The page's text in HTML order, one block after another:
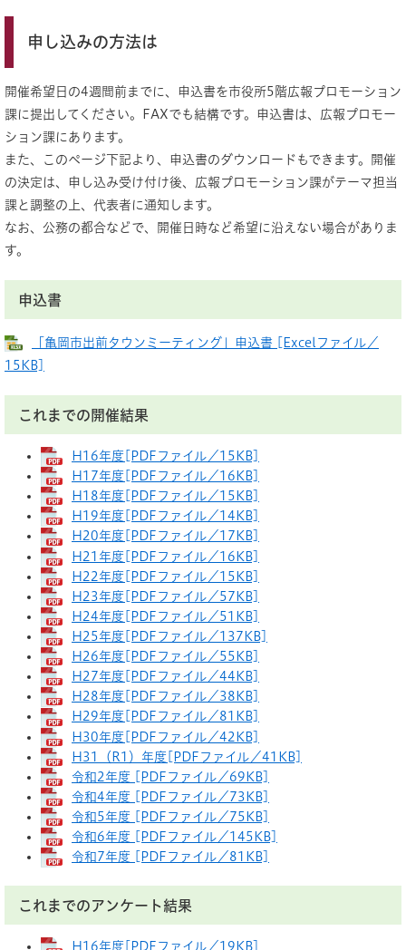
申し込みの方法は
開催希望日の4週間前までに、申込書を市役所5階広報プロモーション
課に提出してください。FAXでも結構です。申込書は、広報プロモー
ション課にあります。
また、このページ下記より、申込書のダウンロードもできます。開催
の決定は、申し込み受け付け後、広報プロモーション課がテーマ担当
課と調整の上、代表者に通知します。
なお、公務の都合などで、開催日時など希望に沿えない場合がありま
す。
申込書
「亀岡市出前タウンミーティング」申込書 [Excelファイル／
15KB]
これまでの開催結果
H16年度[PDFファイル／15KB]
H17年度[PDFファイル／16KB]
H18年度[PDFファイル／15KB]
H19年度[PDFファイル／14KB]
H20年度[PDFファイル／17KB]
H21年度[PDFファイル／16KB]
H22年度[PDFファイル／15KB]
H23年度[PDFファイル／57KB]
H24年度[PDFファイル／51KB]
H25年度[PDFファイル／137KB]
H26年度[PDFファイル／55KB]
H27年度[PDFファイル／44KB]
H28年度[PDFファイル／38KB]
H29年度[PDFファイル／81KB]
H30年度[PDFファイル／42KB]
H31（R1）年度[PDFファイル／41KB]
令和2年度 [PDFファイル／69KB]
令和4年度 [PDFファイル／73KB]
令和5年度 [PDFファイル／75KB]
令和6年度 [PDFファイル／145KB]
令和7年度 [PDFファイル／81KB]
これまでのアンケート結果
H16年度[PDFファイル／19KB]